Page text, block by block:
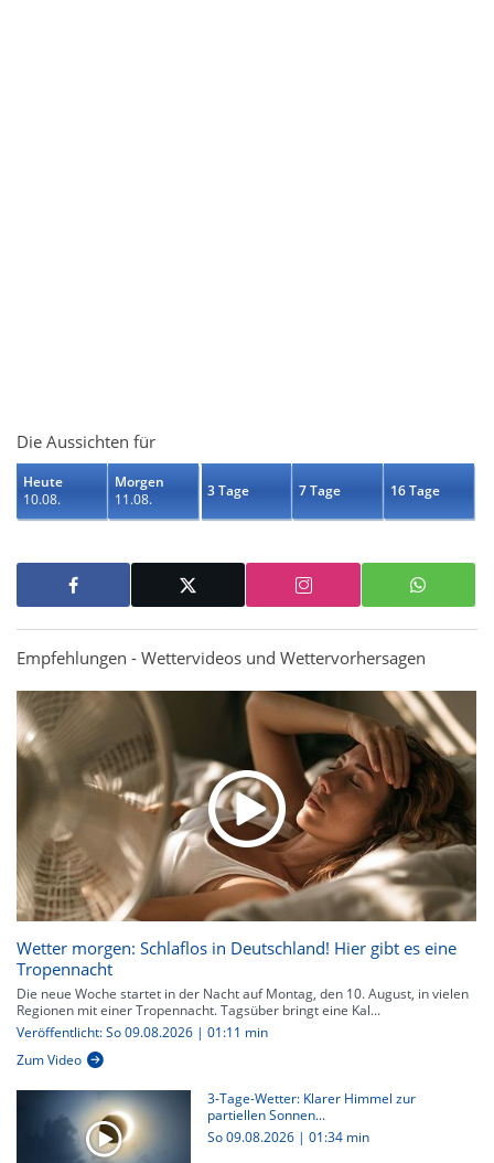
Die Aussichten für
Heute
10.08.
Morgen
11.08.
3 Tage 7 Tage 16 Tage
Empfehlungen - Wettervideos und Wettervorhersagen
Wetter morgen: Schlaflos in Deutschland! Hier gibt es eine
Tropennacht
Die neue Woche startet in der Nacht auf Montag, den 10. August, in vielen
Regionen mit einer Tropennacht. Tagsüber bringt eine Kal...
Veröffentlicht: So 09.08.2026 | 01:11 min
Zum Video
3-Tage-Wetter: Klarer Himmel zur
partiellen Sonnen...
So 09.08.2026 | 01:34 min